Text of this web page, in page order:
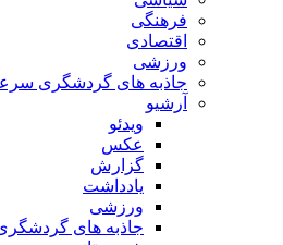
فرهنگی
اقتصادی
ورزشی
جاذبه های گردشگری
آرشیو
ویدئو
عکس
گزارش
یادداشت
ورزشی
جاذبه های